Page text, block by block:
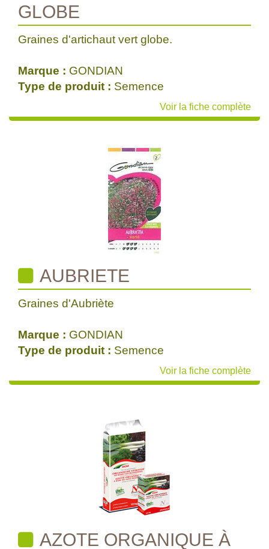
GLOBE
Graines d'artichaut vert globe.
Marque : GONDIAN
Type de produit : Semence
Voir la fiche complète
AUBRIETE
Graines d'Aubriète
Marque : GONDIAN
Type de produit : Semence
Voir la fiche complète
AZOTE ORGANIQUE À